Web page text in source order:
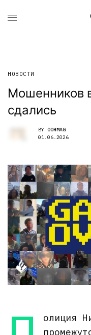
НОВОСТИ
Мошенников
сдались
BY OOHMAG
01.06.2026
олиция